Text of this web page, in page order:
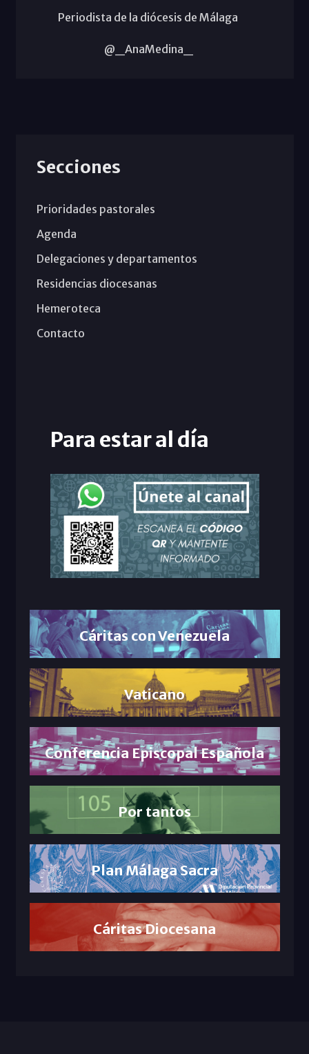
Periodista de la diócesis de Málaga
@_AnaMedina_
Secciones
Prioridades pastorales
Agenda
Delegaciones y departamentos
Residencias diocesanas
Hemeroteca
Contacto
Para estar al día
Cáritas con Venezuela
Vaticano
Conferencia Episcopal Española
Por tantos
Plan Málaga Sacra
Cáritas Diocesana